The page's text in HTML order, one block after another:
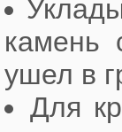
камень
ушел в
Для